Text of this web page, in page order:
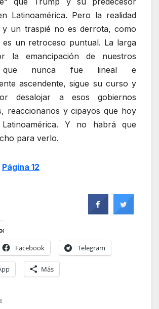
Latinoamérica. Pero la realidad
y un traspié no es derrota, como
un retroceso puntual. La larga
la emancipación de nuestros
que nunca fue lineal e
ascendente, sigue su curso y
desalojar a esos gobiernos
reaccionarios y cipayos que hoy
Y no habrá que
para verlo.
Página 12
Facebook Telegram
Más